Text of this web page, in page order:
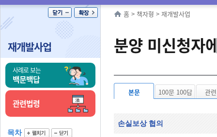
재개발사업
사례로 보는
백문백답
관련법령
목차
홈 > 책자형 > 재개발사업
분양 미신청자
본문 100문 100답 관
손실보상 협의